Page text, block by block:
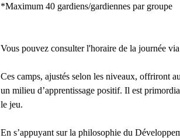
7
û
*Maximum 40 gardiens/gardiennes par groupe
Vous pouvez consulter l'horaire de la journée
Ces camps, ajustés selon les niveaux, offriront
un milieu d’apprentissage positif. Il est
le jeu.
En s’appuyant sur la philosophie du